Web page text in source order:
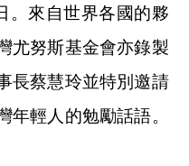
。來自世界各國的夥
尤努斯基金會亦錄製
長蔡慧玲並特別邀請
年輕人的勉勵話語。